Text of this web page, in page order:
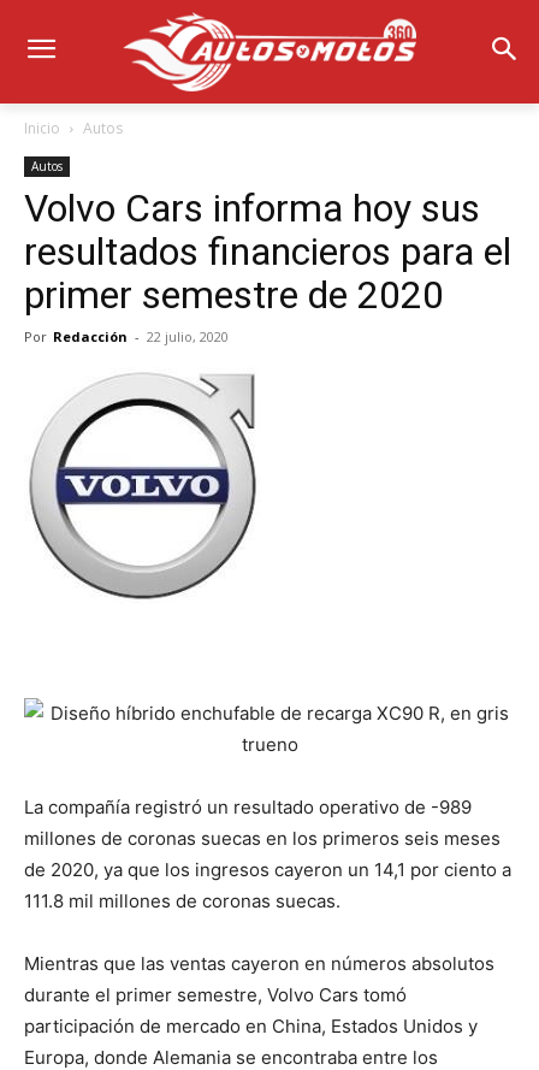
Inicio Autos
Autos
Volvo Cars informa hoy sus
resultados financieros para el
primer semestre de 2020
Por Redacción - 22 julio, 2020
La compañía registró un resultado operativo de -989
millones de coronas suecas en los primeros seis meses
de 2020, ya que los ingresos cayeron un 14,1 por ciento a
111.8 mil millones de coronas suecas.
Mientras que las ventas cayeron en números absolutos
durante el primer semestre, Volvo Cars tomó
participación de mercado en China, Estados Unidos y
Europa, donde Alemania se encontraba entre los